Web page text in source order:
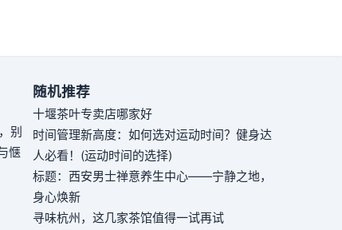
别
惬
随机推荐
十堰茶叶专卖店哪家好
时间管理新高度：如何选对运动时间？健身达
人必看！(运动时间的选择)
标题：西安男士禅意养生中心——宁静之地，
身心焕新
寻味杭州，这几家茶馆值得一试再试